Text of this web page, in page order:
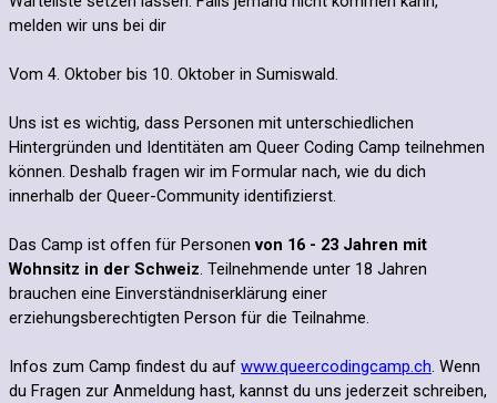
melden wir uns bei dir
Vom 4. Oktober bis 10. Oktober in Sumiswald.
Uns ist es wichtig, dass Personen mit unterschiedlichen
Hintergründen und Identitäten am Queer Coding Camp teilnehmen
können. Deshalb fragen wir im Formular nach, wie du dich
innerhalb der Queer-Community identifizierst.
Das Camp ist offen für Personen von 16 - 23 Jahren mit
Wohnsitz in der Schweiz. Teilnehmende unter 18 Jahren
brauchen eine Einverständniserklärung einer
erziehungsberechtigten Person für die Teilnahme.
Infos zum Camp findest du auf www.queercodingcamp.ch. Wenn
du Fragen zur Anmeldung hast, kannst du uns jederzeit schreiben,